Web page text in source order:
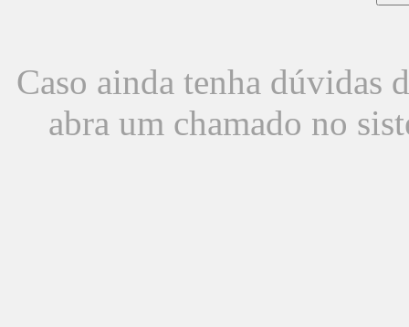
Caso ainda tenha dúvidas
abra um chamado no